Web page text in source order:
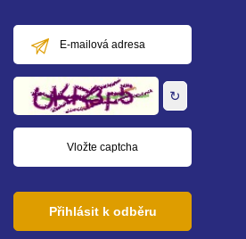
mailová
adresa
↻
Přihlásit k odběru